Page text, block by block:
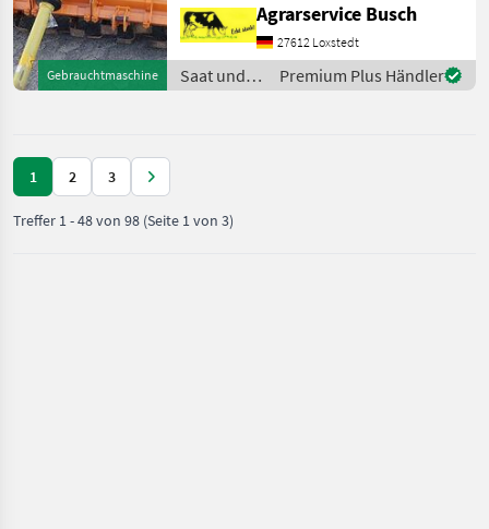
Gebrauchtmaschine
Einscheibenschare,
Fahrgassenschaltung, hydr.
Saatmengenverstellung,
hydr.
Agrarservice Busch
27612 Loxstedt
Saat und
Pflege /
Premium Plus Händler
1 2 3
Treffer 1-48von 98 (Seite 1 von 3)